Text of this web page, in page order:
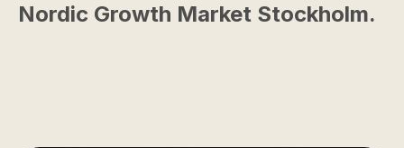
Nordic Growth Market Stockholm.